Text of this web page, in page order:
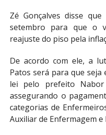
Zé Gonçalves disse
setembro para que o
reajuste do piso pela
De acordo com ele, a
Patos será para que
lei pelo prefeito Nabor
assegurando o
categorias de
Auxiliar de Enfermagem e